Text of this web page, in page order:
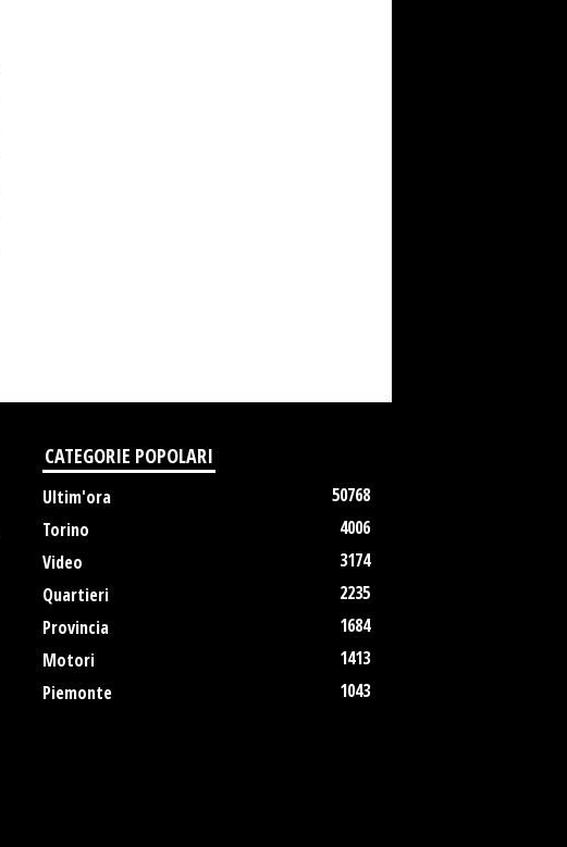
CATEGORIE POPOLARI
Ultim'ora
50768
Torino
4006
Video
3174
Quartieri
2235
Provincia
1684
Motori
1413
Piemonte
1043